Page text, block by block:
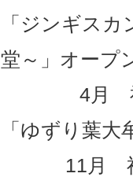
「ジンギス
堂～」オープ
4月 福岡県
「ゆずり葉大
11月 福岡